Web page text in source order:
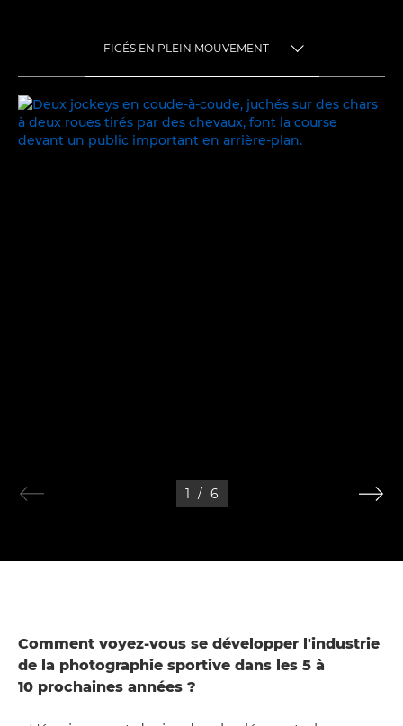
FIGÉS EN PLEIN MOUVEMENT
FIGÉS EN PLEIN MOUVEMENT
1 / 6
Comment voyez-vous se développer l'industrie
de la photographie sportive dans les 5 à
10 prochaines années ?